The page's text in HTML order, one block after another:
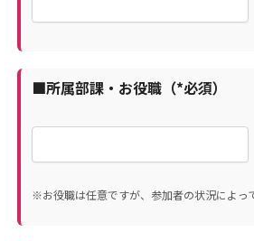
■所属部課・お役職（*必須）
※お役職は任意ですが、参加者の状況によっ